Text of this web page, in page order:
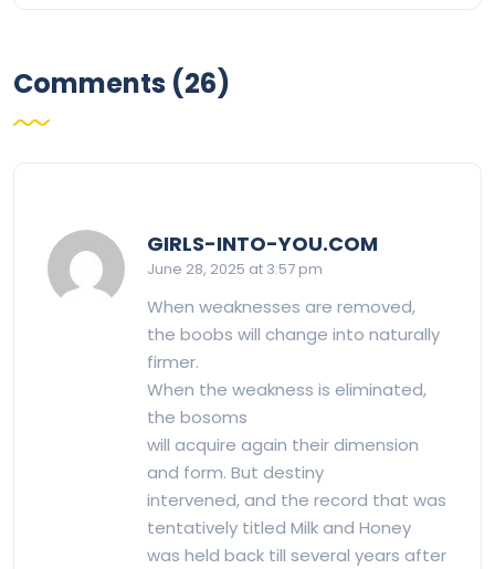
Comments (26)
GIRLS-INTO-YOU.COMsays:
June 28, 2025 at 3:57 pm
When weaknesses are removed,
the boobs will change into naturally
firmer.
When the weakness is eliminated,
the bosoms
will acquire again their dimension
and form. But destiny
intervened, and the record that was
tentatively titled Milk and Honey
was held back till several years after